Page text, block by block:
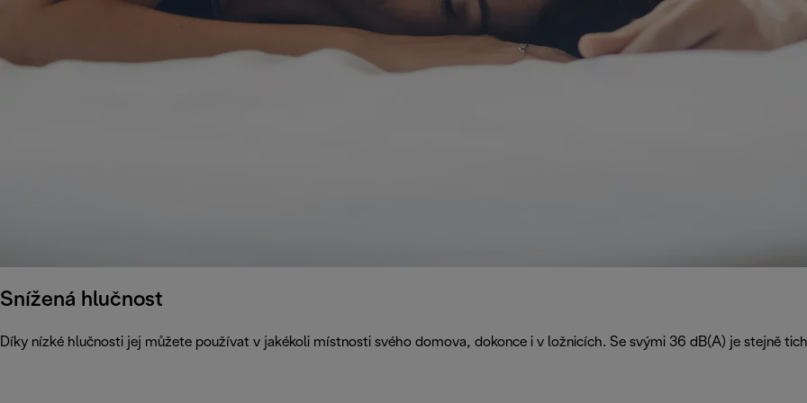
Snížená hlučnost
Díky nízké hlučnosti jej můžete používat v jakékoli místnosti svého domova, dokonce i v ložnicích. Se svými 36 dB(A) je stejně